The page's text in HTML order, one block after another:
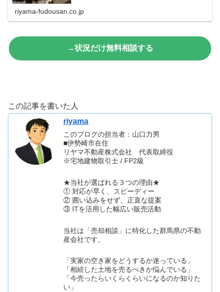
riyama-fudousan.co.jp
→状況だけ無料相談する
この記事を書いた人
riyama
このブログの担当者：山口力男
■伊勢崎市在住
リヤマ不動産株式会社 代表取締役
※宅地建物取引士 / FP2級
★当社が選ばれる３つの理由★
① 対応が早く、スピーディー
② 囲い込みをせず、正直な提案
③ ITを活用した幅広い販売活動
当社は「売却相談」に特化した群馬県の不動
産会社です。
「実家の空き家をどうするか迷っている」
「相続した土地を売るべきか悩んでいる」
「今売ったらいくらくらいになるのか知りた
い」